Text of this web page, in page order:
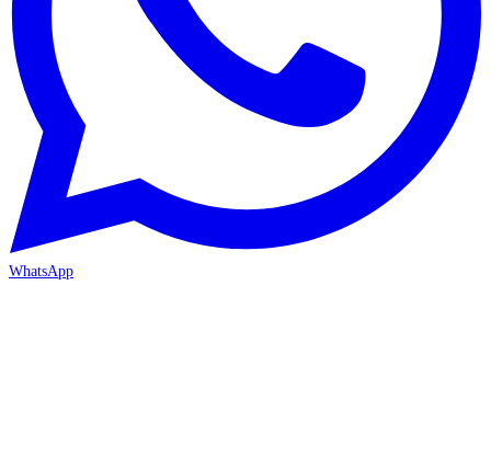
WhatsApp